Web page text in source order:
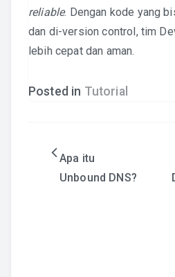
reliable. Dengan kode yang
dan di-version control, tim
lebih cepat dan aman.
Posted in Tutorial
Post
navigation
Apa itu
Unbound DNS?